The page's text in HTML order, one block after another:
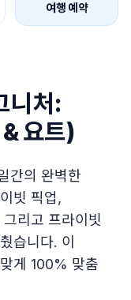
여행 예약
니처:
요트)
간의 완벽한
빗 픽업,
리고 프라이빗
습니다. 이
게 100% 맞춤